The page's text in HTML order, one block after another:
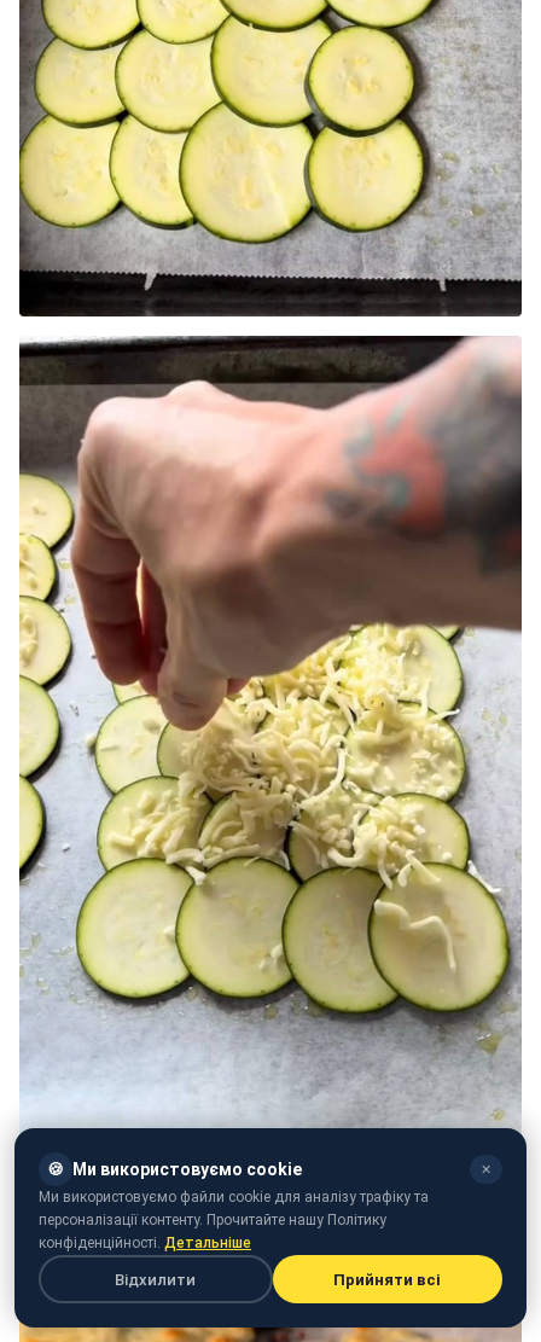
🍪 Ми використовуємо cookie ✕
Ми використовуємо файли cookie для аналізу трафіку та
персоналізації контенту. Прочитайте нашу Політику
конфіденційності. Детальніше
Відхилити Прийняти всі